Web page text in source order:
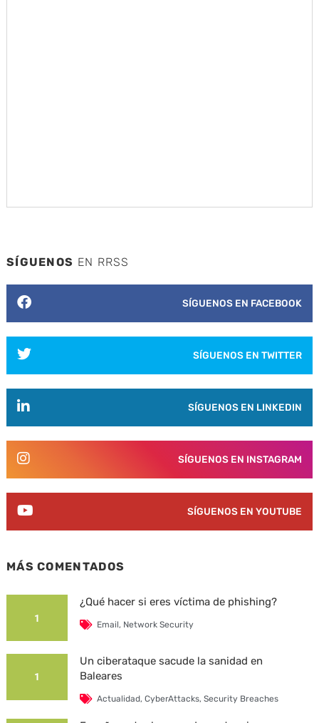
SÍGUENOS EN RRSS
SÍGUENOS EN FACEBOOK
SÍGUENOS EN TWITTER
SÍGUENOS EN LINKEDIN
SÍGUENOS EN INSTAGRAM
SÍGUENOS EN YOUTUBE
MÁS COMENTADOS
1
¿Qué hacer si eres víctima de phishing?
Email, Network Security
1
Un ciberataque sacude la sanidad en
Baleares
Actualidad,CyberAttacks,Security Breaches